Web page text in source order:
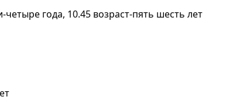
четыре года, 10.45 возраст-пять шесть лет